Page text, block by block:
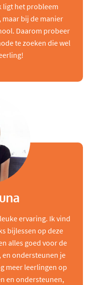
ligt het probleem
bij de manier
Daarom probeer
te zoeken die wel
ervaring. Ik vind
bijlessen op deze
alles goed voor de
en ondersteunen je
meer leerlingen op
en ondersteunen,